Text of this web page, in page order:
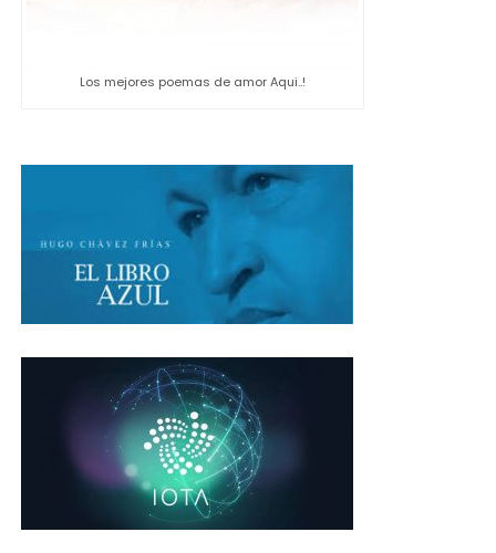
Los mejores poemas de amor Aqui..!